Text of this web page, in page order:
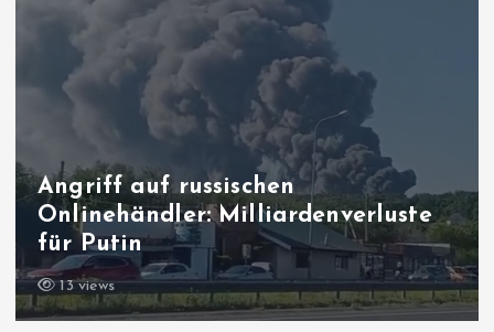
Anfang August, 13 Jahre später:
Post aus der Vergangenheit
14 views